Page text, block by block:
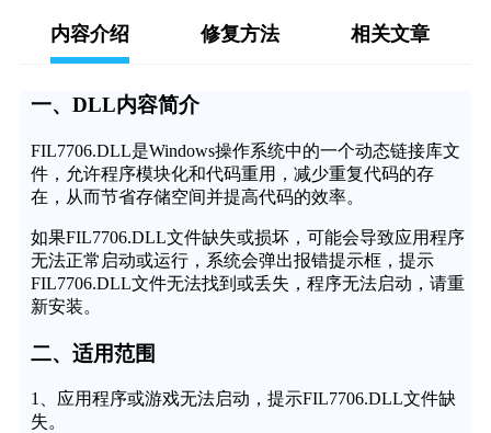
内容介绍 修复方法 相关文章
一、DLL内容简介
FIL7706.DLL是Windows操作系统中的一个动态链接库文
件，允许程序模块化和代码重用，减少重复代码的存
在，从而节省存储空间并提高代码的效率。
如果FIL7706.DLL文件缺失或损坏，可能会导致应用程序
无法正常启动或运行，系统会弹出报错提示框，提示
FIL7706.DLL文件无法找到或丢失，程序无法启动，请重
新安装。
二、适用范围
1、应用程序或游戏无法启动，提示FIL7706.DLL文件缺
失。